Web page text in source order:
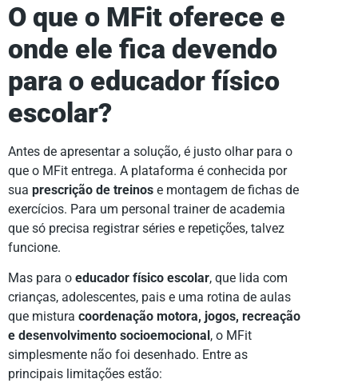
O que o MFit oferece e
onde ele fica devendo
para o educador físico
escolar?
Antes de apresentar a solução, é justo olhar para o
que o MFit entrega. A plataforma é conhecida por
sua prescrição de treinos e montagem de fichas de
exercícios. Para um personal trainer de academia
que só precisa registrar séries e repetições, talvez
funcione.
Mas para o educador físico escolar, que lida com
crianças, adolescentes, pais e uma rotina de aulas
que mistura coordenação motora, jogos, recreação
e desenvolvimento socioemocional, o MFit
simplesmente não foi desenhado. Entre as
principais limitações estão: